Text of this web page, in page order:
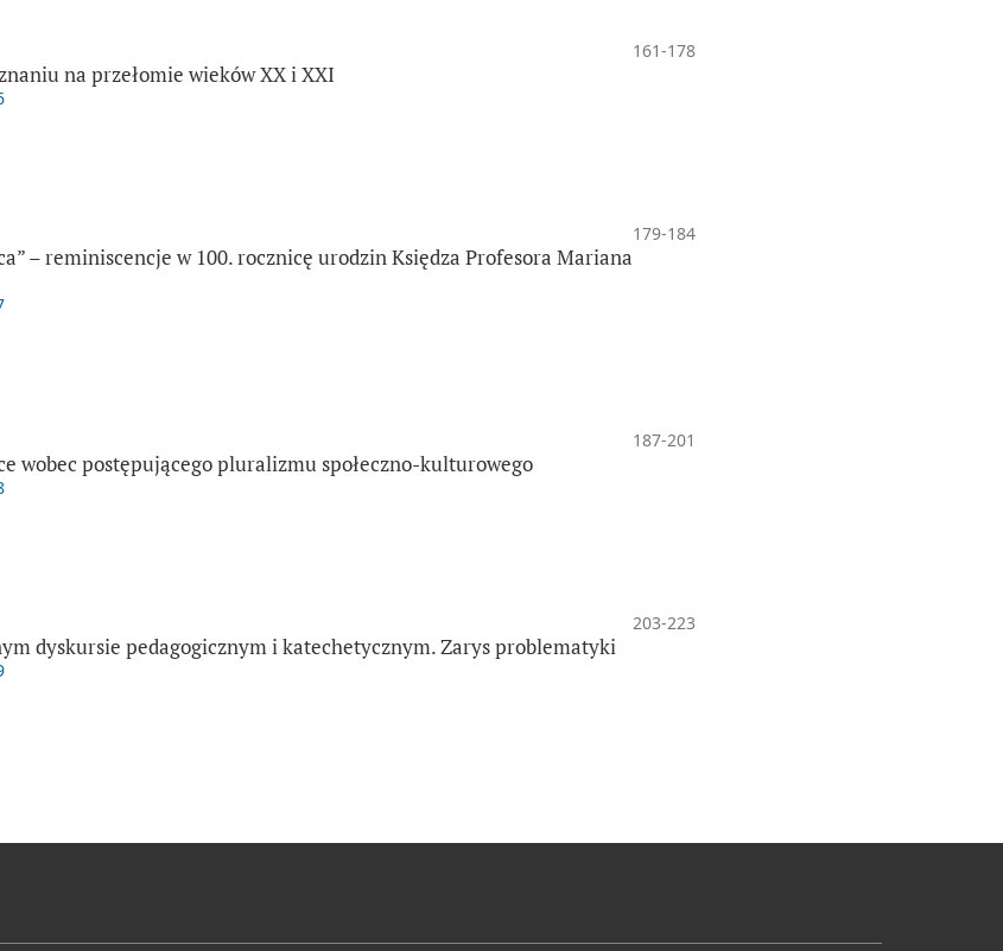
161-178
na przełomie wieków XX i XXI
179-184
– reminiscencje w 100. rocznicę urodzin Księdza Profesora Mariana
187-201
wobec postępującego pluralizmu społeczno-kulturowego
203-223
dyskursie pedagogicznym i katechetycznym. Zarys problematyki